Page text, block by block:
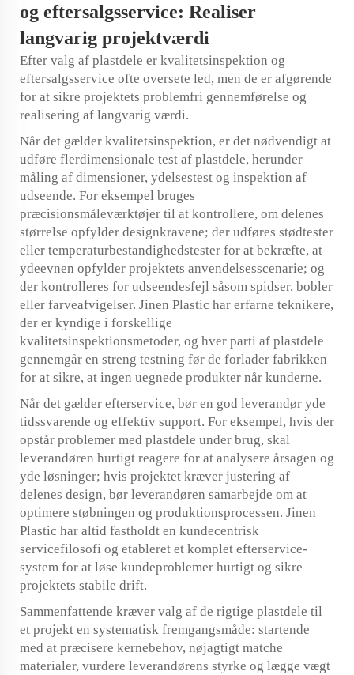
og eftersalgsservice: Realiser
langvarig projektværdi
Efter valg af plastdele er kvalitetsinspektion og
eftersalgsservice ofte oversete led, men de er afgørende
for at sikre projektets problemfri gennemførelse og
realisering af langvarig værdi.
Når det gælder kvalitetsinspektion, er det nødvendigt at
udføre flerdimensionale test af plastdele, herunder
måling af dimensioner, ydelsestest og inspektion af
udseende. For eksempel bruges
præcisionsmåleværktøjer til at kontrollere, om delenes
størrelse opfylder designkravene; der udføres stødtester
eller temperaturbestandighedstester for at bekræfte, at
ydeevnen opfylder projektets anvendelsesscenarie; og
der kontrolleres for udseendesfejl såsom spidser, bobler
eller farveafvigelser. Jinen Plastic har erfarne teknikere,
der er kyndige i forskellige
kvalitetsinspektionsmetoder, og hver parti af plastdele
gennemgår en streng testning før de forlader fabrikken
for at sikre, at ingen uegnede produkter når kunderne.
Når det gælder efterservice, bør en god leverandør yde
tidssvarende og effektiv support. For eksempel, hvis der
opstår problemer med plastdele under brug, skal
leverandøren hurtigt reagere for at analysere årsagen og
yde løsninger; hvis projektet kræver justering af
delenes design, bør leverandøren samarbejde om at
optimere støbningen og produktionsprocessen. Jinen
Plastic har altid fastholdt en kundecentrisk
servicefilosofi og etableret et komplet efterservice-
system for at løse kundeproblemer hurtigt og sikre
projektets stabile drift.
Sammenfattende kræver valg af de rigtige plastdele til
et projekt en systematisk fremgangsmåde: startende
med at præcisere kernebehov, nøjagtigt matche
materialer, vurdere leverandørens styrke og lægge vægt